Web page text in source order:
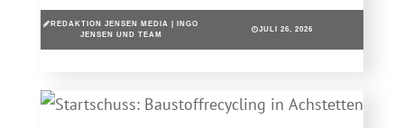
REDAKTION JENSEN MEDIA | INGO
JENSEN UND TEAM
JULI 26, 2026